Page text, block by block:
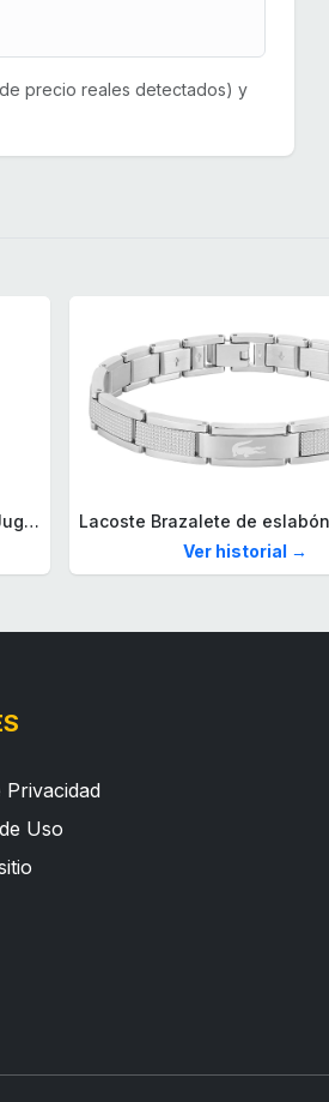
precio reales detectados) y
Mega Fallout Figuras de acción y Juguetes de construcción, Parada de Camiones Red Rocket con 824 Piezas, 2 Personajes articulados y Accesorios, para coleccionistas, HXT00
Ver historial →
Privacidad
Uso